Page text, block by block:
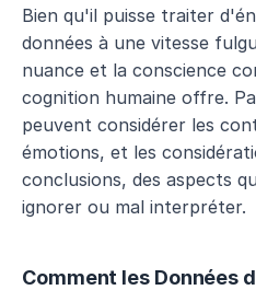
Bien qu'il puisse traiter
données à une vitesse
nuance et la conscience
cognition humaine offre.
peuvent considérer les
émotions, et les
conclusions, des aspects
ignorer ou mal interpréter.
Comment les Données